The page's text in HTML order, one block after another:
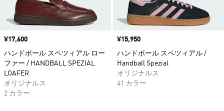
価格
¥17,600
ハンドボール スペツィアル ロー
ファー / HANDBALL SPEZIAL
LOAFER
オリジナルス
2 カラー
価格
¥15,950
ハンドボール スペツィアル /
Handball Spezial
オリジナルス
41 カラー